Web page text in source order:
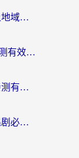
在国外如何看国内的电视剧？别让地域限制成为追剧路上的绊脚石
在国外如何看B站视频？留学生亲测有效的回国加速器选择指南
网易云音乐国外怎么下？海外党亲测有效的回国加速器指南
在国外不能看爱奇艺吗？海外党追剧必看的回国加速器选择指南